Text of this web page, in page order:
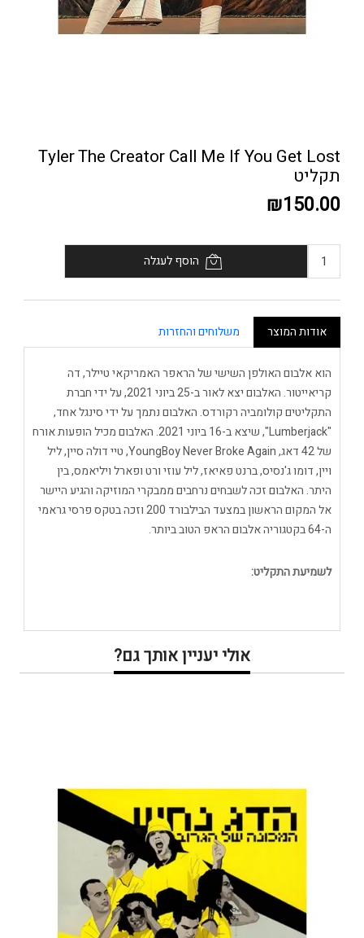
Tyler The Creator Call Me If You Get Lost
תקליט
₪150.00
הוסף לעגלה
אודות המוצר משלוחים והחזרות
הוא אלבום האולפן השישי של הראפר האמריקאי טיילר, דה
קריאייטור. האלבום יצא לאור ב-25 ביוני 2021, על ידי חברת
התקליטים קולומביה רקורדס. האלבום נתמך על ידי סינגל אחד,
"Lumberjack", שיצא ב-16 ביוני 2021. האלבום מכיל הופעות אורח
של 42 דאג, YoungBoy Never Broke Again, טיי דולה סיין, ליל
ויין, דומו ג'נסיס, ברנט פאיאז, ליל עוזי ורט ופארל ויליאמס, בין
היתר. האלבום זכה לשבחים נרחבים ממבקרי המוזיקה והגיע היישר
אל המקום הראשון במצעד הבילבורד 200 וזכה בטקס פרסי גראמי
ה-64 בקטגוריה אלבום הראפ הטוב ביותר.
לשמיעת התקליט:
אולי יעניין אותך גם?